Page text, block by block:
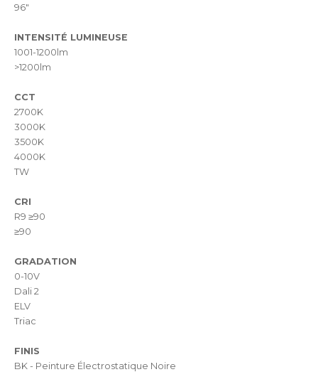
96"
INTENSITÉ LUMINEUSE
1001-1200lm
>1200lm
CCT
2700K
3000K
3500K
4000K
TW
CRI
R9 ≥90
≥90
GRADATION
0-10V
Dali 2
ELV
Triac
FINIS
BK - Peinture Électrostatique Noire